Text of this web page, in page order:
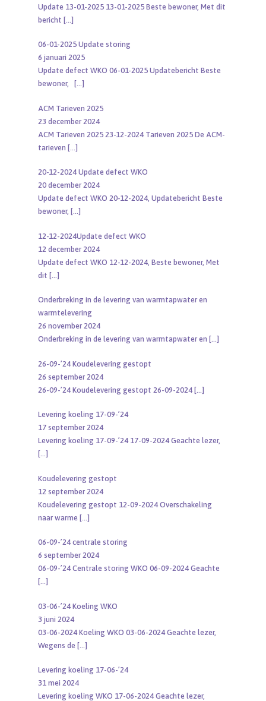
Update 13-01-2025 13-01-2025 Beste bewoner, Met dit
bericht […]
06-01-2025 Update storing
6 januari 2025
Update defect WKO 06-01-2025 Updatebericht Beste
bewoner,
[…]
ACM Tarieven 2025
23 december 2024
ACM Tarieven 2025 23-12-2024 Tarieven 2025 De ACM-
tarieven […]
20-12-2024 Update defect WKO
20 december 2024
Update defect WKO 20-12-2024, Updatebericht Beste
bewoner, […]
12-12-2024Update defect WKO
12 december 2024
Update defect WKO 12-12-2024, Beste bewoner, Met
dit […]
Onderbreking in de levering van warmtapwater en
warmtelevering
26 november 2024
Onderbreking in de levering van warmtapwater en […]
26-09-’24 Koudelevering gestopt
26 september 2024
26-09-’24 Koudelevering gestopt 26-09-2024[…]
Levering koeling 17-09-’24
17 september 2024
Levering koeling 17-09-’24 17-09-2024 Geachte lezer,
[…]
Koudelevering gestopt
12 september 2024
Koudelevering gestopt 12-09-2024 Overschakeling
naar warme […]
06-09-’24 centrale storing
6 september 2024
06-09-’24 Centrale storing WKO 06-09-2024 Geachte
[…]
03-06-’24 Koeling WKO
3 juni 2024
03-06-2024 Koeling WKO 03-06-2024 Geachte lezer,
Wegens de […]
Levering koeling 17-06-’24
31 mei 2024
Levering koeling WKO 17-06-2024 Geachte lezer,